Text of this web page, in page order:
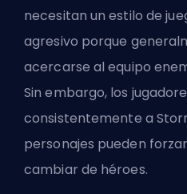
necesitan un estilo de
agresivo porque
acercarse al equipo
Sin embargo, los
consistentemente a
personajes pueden
cambiar de héroes.